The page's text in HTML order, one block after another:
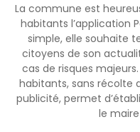
La commune est
habitants l’application
simple, elle souhaite
citoyens de son
cas de risques
habitants, sans récolte
publicité, permet
le